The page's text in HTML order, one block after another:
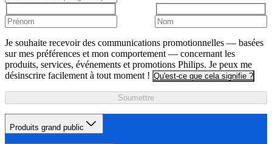
Je souhaite recevoir des communications promotionnelles — basées
sur mes préférences et mon comportement — concernant les
produits, services, événements et promotions Philips. Je peux me
désinscrire facilement à tout moment ! Qu'est-ce que cela signifie ?
Soumettre
Produits grand public